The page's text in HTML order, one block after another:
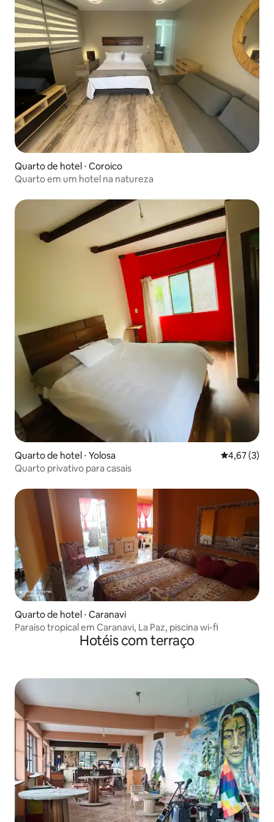
Quarto de hotel ⋅ Coroico
Quarto em um hotel na natureza
Quarto de hotel ⋅ Yolosa 4,67 de
4,67 (3)
Quarto privativo para casais
Quarto de hotel ⋅ Caranavi
Paraíso tropical em Caranavi, La Paz, piscina wi-fi
Hotéis com terraço